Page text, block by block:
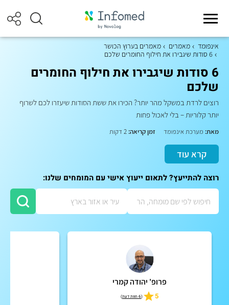
אינפומד מאמרים
מאמרים בערוץ הכושר
6 סודות שיגבירו את חילוף החומרים שלכם
6 סודות שיגבירו את חילוף החומרים
שלכם
רוצים לרדת במשקל מהר יותר? הכירו את ששת הסודות שיעזרו לכם לשרוף
יותר קלוריות – בלי לאכול פחות
מאת: מערכת אינפומד זמן קריאה:
קרא עוד
רוצה להתייעץ? לתאום ייעוץ אישי עם המומחים שלנו:
פרופ' יהודה קמרי
5
(6 חוות דעת )